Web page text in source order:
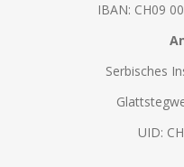
IBAN: CH09
Serbisches
UID: